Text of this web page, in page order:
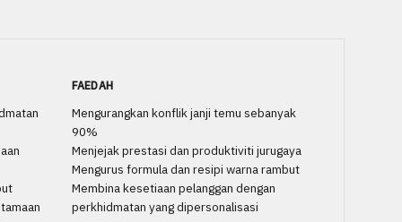
FAEDAH
Mengurangkan konflik janji temu sebanyak
90%
Menjejak prestasi dan produktiviti jurugaya
Mengurus formula dan resipi warna rambut
Membina kesetiaan pelanggan dengan
perkhidmatan yang dipersonalisasi